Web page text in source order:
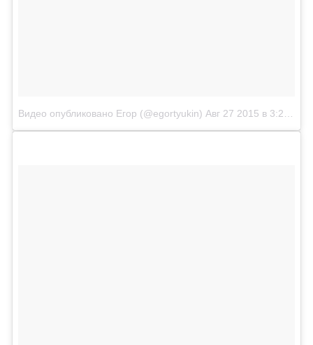
Видео опубликовано Егор (@egortyukin) Авг 27 2015 в 3:23 PDT